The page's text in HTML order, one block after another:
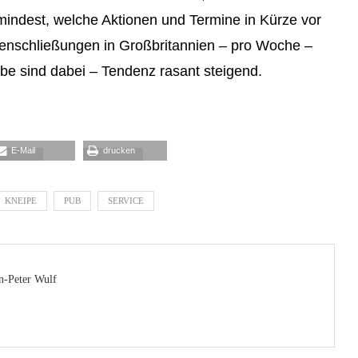
welche Aktionen und Termine in Kürze vor
in Großbritannien – pro Woche –
sind dabei – Tendenz rasant steigend.
E-Mail drucken
KNEIPE PUB SERVICE
Peter Wulf